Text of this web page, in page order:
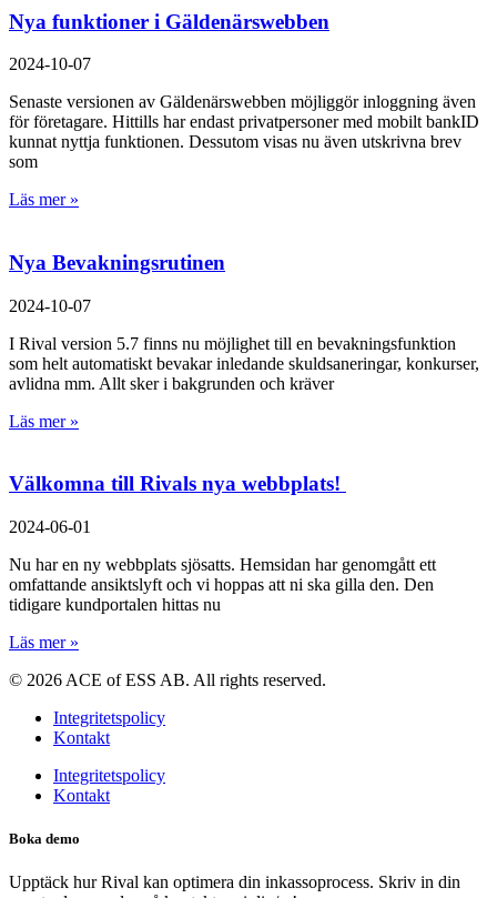
Nya funktioner i Gäldenärswebben
2024-10-07
Senaste versionen av Gäldenärswebben möjliggör inloggning även
för företagare. Hittills har endast privatpersoner med mobilt bankID
kunnat nyttja funktionen. Dessutom visas nu även utskrivna brev
som
Läs mer »
Nya Bevakningsrutinen
2024-10-07
I Rival version 5.7 finns nu möjlighet till en bevakningsfunktion
som helt automatiskt bevakar inledande skuldsaneringar, konkurser,
avlidna mm. Allt sker i bakgrunden och kräver
Läs mer »
Välkomna till Rivals nya webbplats!
2024-06-01
Nu har en ny webbplats sjösatts. Hemsidan har genomgått ett
omfattande ansiktslyft och vi hoppas att ni ska gilla den. Den
tidigare kundportalen hittas nu
Läs mer »
© 2026 ACE of ESS AB. All rights reserved.
Integritetspolicy
Kontakt
Integritetspolicy
Kontakt
Boka demo
Upptäck hur Rival kan optimera din inkassoprocess. Skriv in din